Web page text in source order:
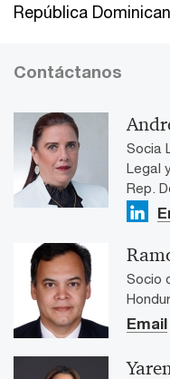
República
Contáctanos
Socia
Legal
Rep.
Socio
Email